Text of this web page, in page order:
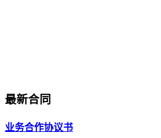
最新合同
业务合作协议书